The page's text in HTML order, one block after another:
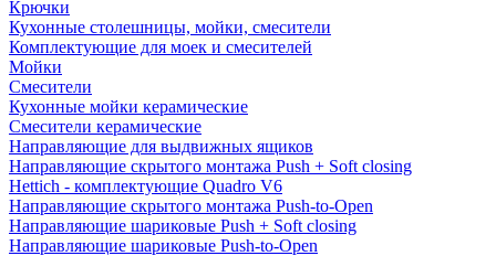
Крючки
Кухонные столешницы, мойки, смесители
Комплектующие для моек и смесителей
Мойки
Смесители
Кухонные мойки керамические
Смесители керамические
Направляющие для выдвижных ящиков
Направляющие скрытого монтажа Push + Soft closing
Hettich - комплектующие Quadro V6
Направляющие скрытого монтажа Push-to-Open
Направляющие шариковые Push + Soft closing
Направляющие шариковые Push-to-Open